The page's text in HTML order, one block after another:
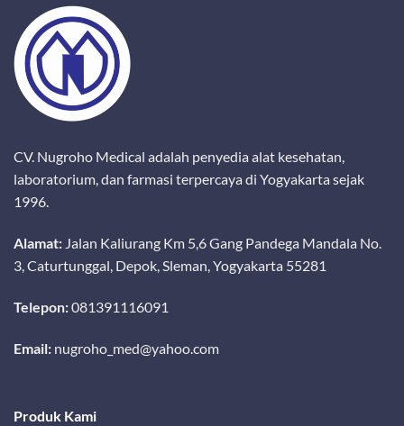
CV. Nugroho Medical adalah penyedia alat kesehatan,
laboratorium, dan farmasi terpercaya di Yogyakarta sejak
1996.
Alamat: Jalan Kaliurang Km 5,6 Gang Pandega Mandala No.
3, Caturtunggal, Depok, Sleman, Yogyakarta 55281
Telepon:081391116091
Email: nugroho_med@yahoo.com
Produk Kami